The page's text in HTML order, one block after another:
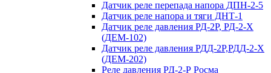
Датчик реле перепада напора ДПН-2-5
Датчик реле напора и тяги ДНТ-1
Датчик реле давления РД-2Р, РД-2-Х
(ДЕМ-102)
Датчик реле давления РДД-2Р,РДД-2-Х
(ДЕМ-202)
Реле давления РД-2-Р Росма